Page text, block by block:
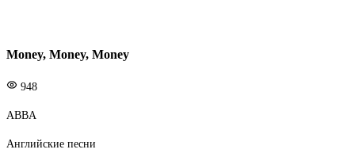
Money, Money, Money
948
ABBA
Английские песни